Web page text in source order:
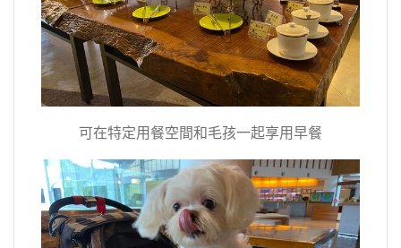
可在特定用餐空間和毛孩一起享用早餐